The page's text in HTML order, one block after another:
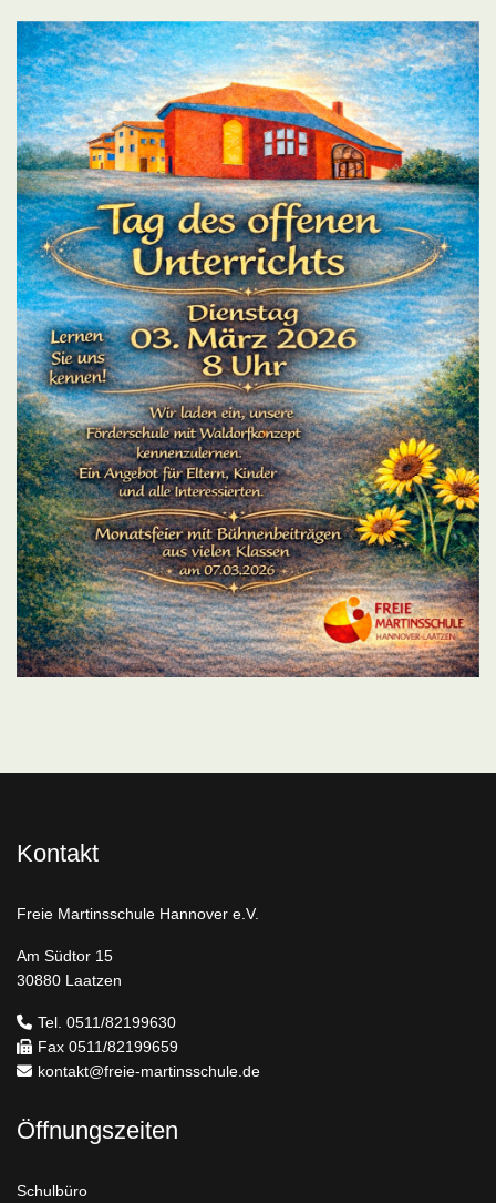
Kontakt
Freie Martinsschule Hannover e.V.
Am Südtor 15
30880 Laatzen
Tel. 0511/82199630
Fax 0511/82199659
kontakt@freie-martinsschule.de
Öffnungszeiten
Schulbüro